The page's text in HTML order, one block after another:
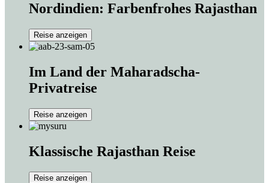
Nordindien: Farbenfrohes Rajasthan
Reise anzeigen
Im Land der Maharadscha-
Privatreise
Reise anzeigen
Klassische Rajasthan Reise
Reise anzeigen